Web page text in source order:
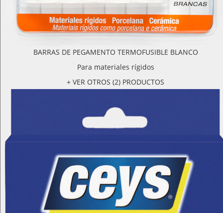
BARRAS DE PEGAMENTO TERMOFUSIBLE BLANCO
Para materiales rígidos
+ VER OTROS (2) PRODUCTOS